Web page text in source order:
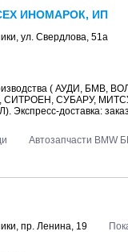
ИНОМАРОК, ИП
, ул. Свердлова, 51а
( АУДИ,
СИТРОЕН, СУБАРУ,
доставка:
Автозапчасти BMW
, пр. Ленина, 19